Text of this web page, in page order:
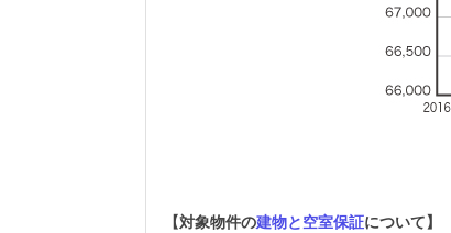
【対象物件の建物と空室保証について】